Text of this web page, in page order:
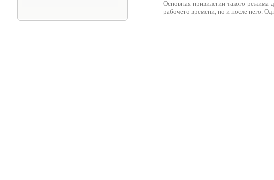
Основная привилегии такого режима
рабочего времени, но и после него.